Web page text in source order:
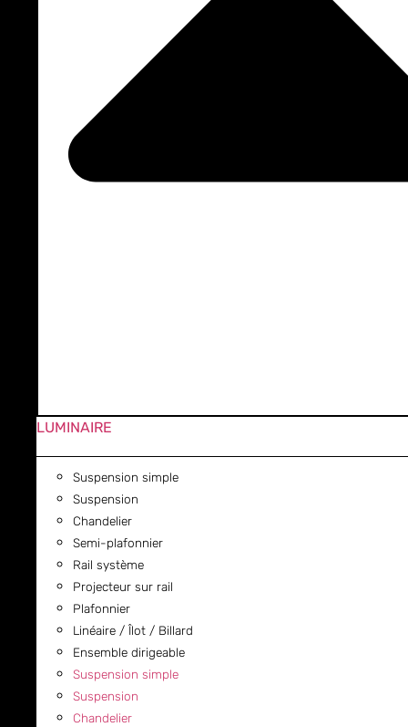
LUMINAIRE
Suspension simple
Suspension
Chandelier
Semi-plafonnier
Rail système
Projecteur sur rail
Plafonnier
Linéaire / Îlot / Billard
Ensemble dirigeable
Suspension simple
Suspension
Chandelier